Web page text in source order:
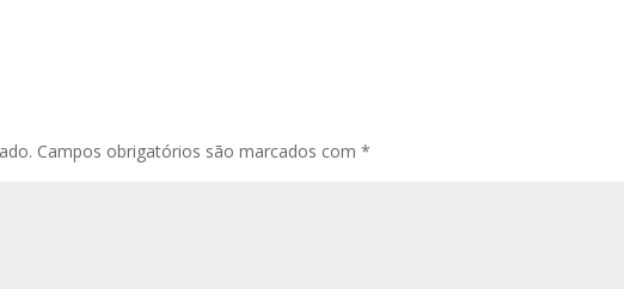
Campos obrigatórios são marcados com*